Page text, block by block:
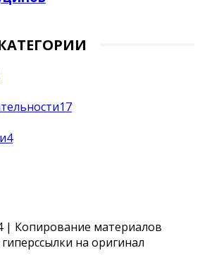
17
4
| Копирование материалов
на оригинал